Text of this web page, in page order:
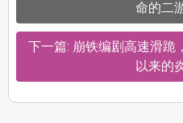
命的二
下一篇: 崩铁编剧高速滑跪
以来的